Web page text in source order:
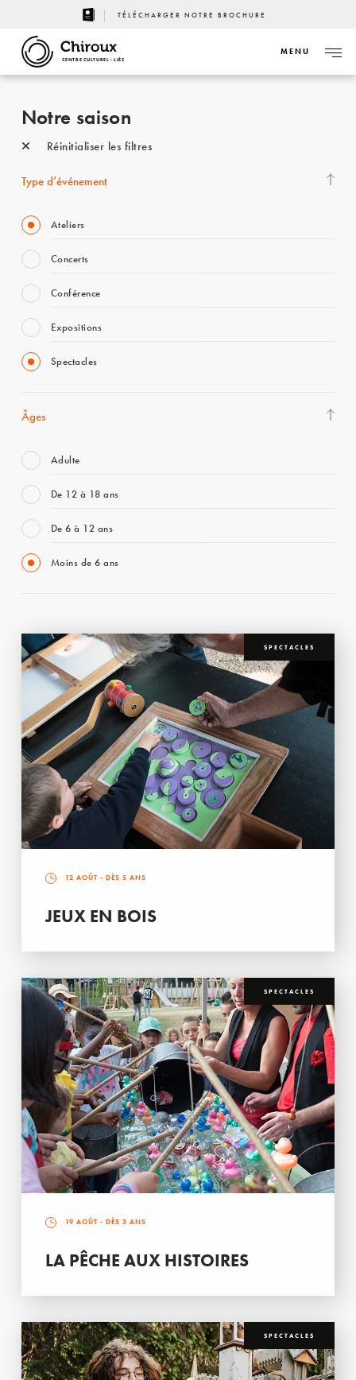
TÉLÉCHARGER NOTRE BROCHURE
CENTRE CULTUREL - LIÈGE
MENU
Notre saison
Réinitialiser les filtres
Type d’événement
Ateliers
Concerts
Conférence
Expositions
Spectacles
Âges
Adulte
De 12 à 18 ans
De 6 à 12 ans
Moins de 6 ans
SPECTACLES
12 AOÛT - DÈS 5 ANS
JEUX EN BOIS
SPECTACLES
19 AOÛT - DÈS 3 ANS
LA PÊCHE AUX HISTOIRES
SPECTACLES